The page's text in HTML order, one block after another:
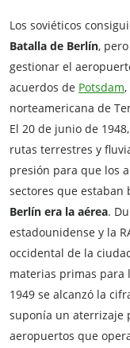
Los soviéticos
Batalla de Berlín,
gestionar el
acuerdos de Potsdam
norteamericana de
El 20 de junio de
rutas terrestres y
presión para que los
sectores que estaban
Berlín era la aérea.
estadounidense y la
occidental de la
materias primas para
1949 se alcanzó la
suponía un aterrizaje
aeropuertos que